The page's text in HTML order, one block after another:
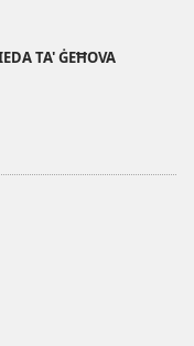
TA' ĠEĦOVA